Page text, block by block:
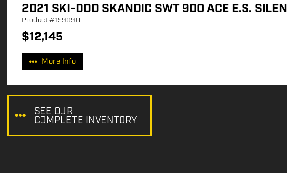
2021 SKI-DOO SKANDIC SWT 900 ACE E.S. SILEN
Product#15909U
P
r
c
e
:
$12,145
More Info
SEE OUR
COMPLETE INVENTORY